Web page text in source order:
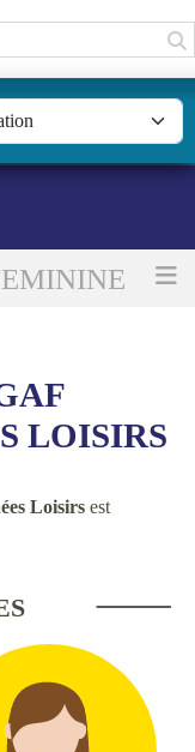
LOISIRS
Loisirs est